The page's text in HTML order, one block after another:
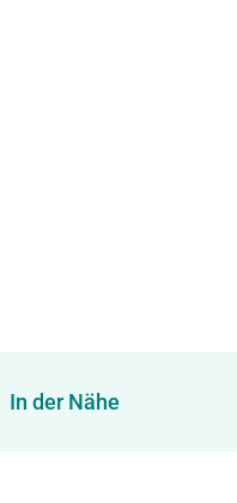
In der Nähe